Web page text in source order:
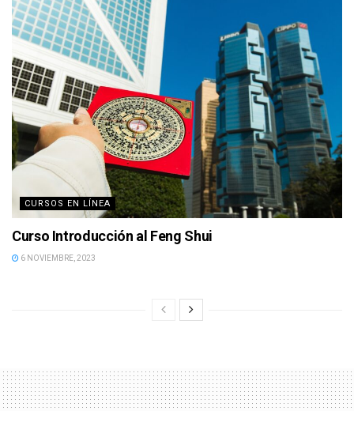
CURSOS EN LÍNEA
Curso Introducción al Feng Shui
6 NOVIEMBRE, 2023